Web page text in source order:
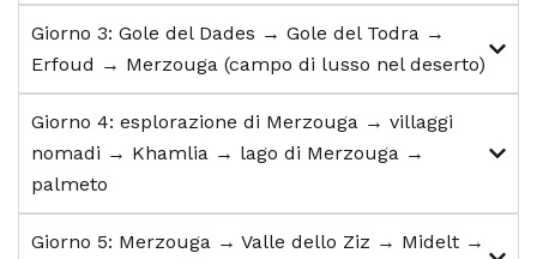
Giorno 3: Gole del Dades → Gole del Todra →
Erfoud → Merzouga (campo di lusso nel deserto)
Giorno 4: esplorazione di Merzouga → villaggi
nomadi → Khamlia → lago di Merzouga →
palmeto
Giorno 5: Merzouga → Valle dello Ziz → Midelt →